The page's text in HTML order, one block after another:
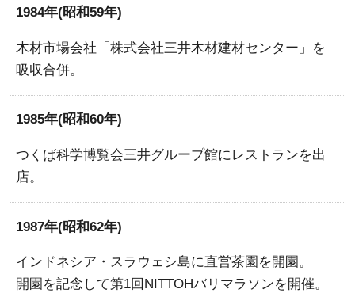
1984年(昭和59年)
木材市場会社「株式会社三井木材建材センター」を
吸収合併。
1985年(昭和60年)
つくば科学博覧会三井グループ館にレストランを出
店。
1987年(昭和62年)
インドネシア・スラウェシ島に直営茶園を開園。
開園を記念して第1回NITTOHバリマラソンを開催。